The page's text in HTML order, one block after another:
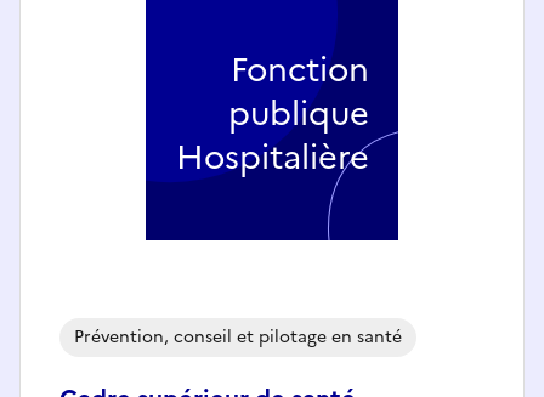
Prévention, conseil et pilotage en santé
Fonction
publique
Hospitalière